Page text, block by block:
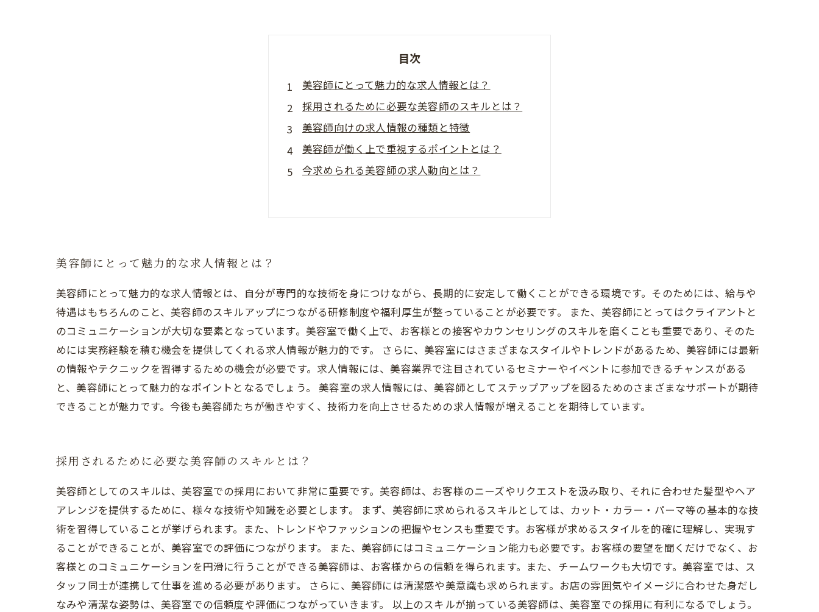
目次
美容師にとって魅力的な求人情報とは？
採用されるために必要な美容師のスキルとは？
美容師向けの求人情報の種類と特徴
美容師が働く上で重視するポイントとは？
今求められる美容師の求人動向とは？
美容師にとって魅力的な求人情報とは？
美容師にとって魅力的な求人情報とは、自分が専門的な技術を身につけながら、長期的に安定して働くことができる環境です。そのためには、給与や
待遇はもちろんのこと、美容師のスキルアップにつながる研修制度や福利厚生が整っていることが必要です。 また、美容師にとってはクライアントと
のコミュニケーションが大切な要素となっています。美容室で働く上で、お客様との接客やカウンセリングのスキルを磨くことも重要であり、そのた
めには実務経験を積む機会を提供してくれる求人情報が魅力的です。 さらに、美容室にはさまざまなスタイルやトレンドがあるため、美容師には最新
の情報やテクニックを習得するための機会が必要です。求人情報には、美容業界で注目されているセミナーやイベントに参加できるチャンスがある
と、美容師にとって魅力的なポイントとなるでしょう。 美容室の求人情報には、美容師としてステップアップを図るためのさまざまなサポートが期待
できることが魅力です。今後も美容師たちが働きやすく、技術力を向上させるための求人情報が増えることを期待しています。
採用されるために必要な美容師のスキルとは？
美容師としてのスキルは、美容室での採用において非常に重要です。美容師は、お客様のニーズやリクエストを汲み取り、それに合わせた髪型やヘア
アレンジを提供するために、様々な技術や知識を必要とします。 まず、美容師に求められるスキルとしては、カット・カラー・パーマ等の基本的な技
術を習得していることが挙げられます。また、トレンドやファッションの把握やセンスも重要です。お客様が求めるスタイルを的確に理解し、実現す
ることができることが、美容室での評価につながります。 また、美容師にはコミュニケーション能力も必要です。お客様の要望を聞くだけでなく、お
客様とのコミュニケーションを円滑に行うことができる美容師は、お客様からの信頼を得られます。また、チームワークも大切です。美容室では、ス
タッフ同士が連携して仕事を進める必要があります。 さらに、美容師には清潔感や美意識も求められます。お店の雰囲気やイメージに合わせた身だし
なみや清潔な姿勢は、美容室での信頼度や評価につながっていきます。 以上のスキルが揃っている美容師は、美容室での採用に有利になるでしょう。